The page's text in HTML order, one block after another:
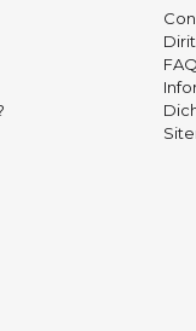
FAQ